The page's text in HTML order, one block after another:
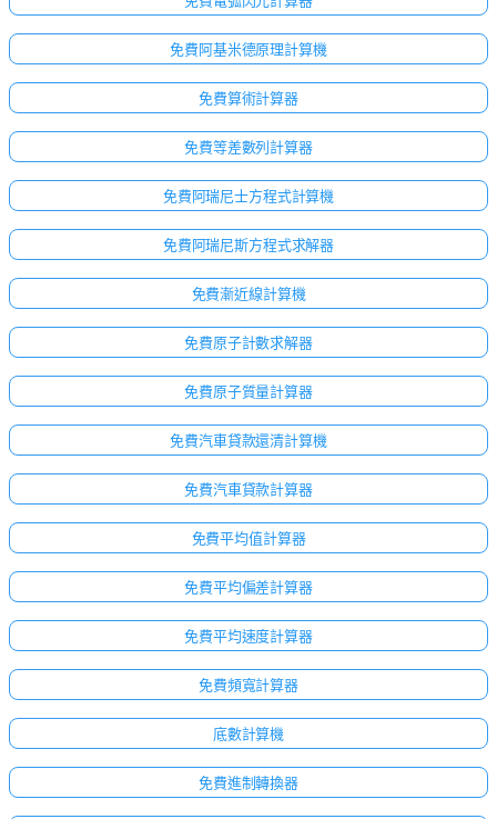
免費阿基米德原理計算機
免費算術計算器
免費等差數列計算器
免費阿瑞尼士方程式計算機
免費阿瑞尼斯方程式求解器
免費漸近線計算機
免費原子計數求解器
免費原子質量計算器
免費汽車貸款還清計算機
免費汽車貸款計算器
免費平均值計算器
免費平均偏差計算器
免費平均速度計算器
免費頻寬計算器
底數計算機
免費進制轉換器